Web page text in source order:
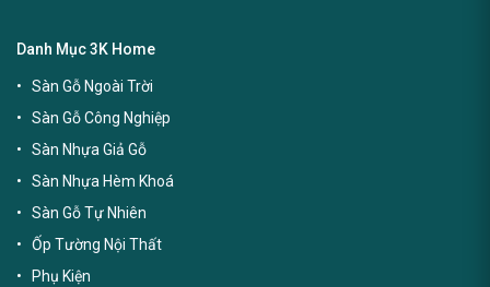
Danh Mục 3K Home
Sàn Gỗ Ngoài Trời
Sàn Gỗ Công Nghiệp
Sàn Nhựa Giả Gỗ
Sàn Nhựa Hèm Khoá
Sàn Gỗ Tự Nhiên
Ốp Tường Nội Thất
Phụ Kiện